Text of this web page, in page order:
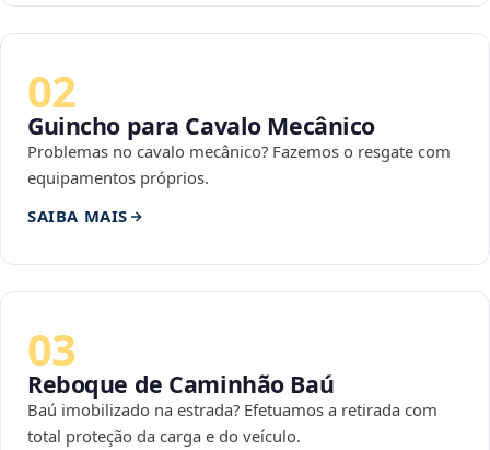
02
Guincho para Cavalo Mecânico
Problemas no cavalo mecânico? Fazemos o resgate com
equipamentos próprios.
SAIBA MAIS
03
Reboque de Caminhão Baú
Baú imobilizado na estrada? Efetuamos a retirada com
total proteção da carga e do veículo.